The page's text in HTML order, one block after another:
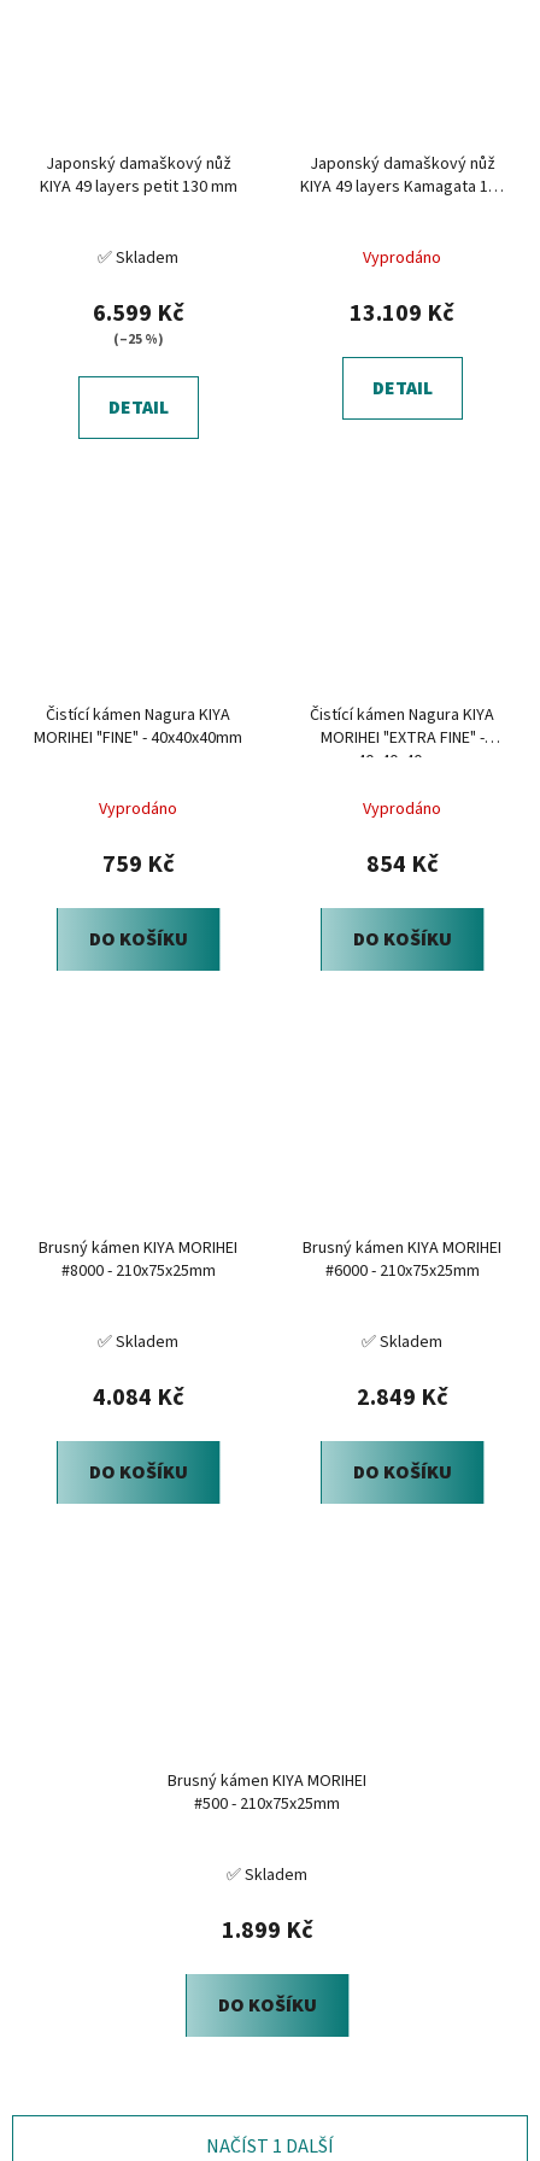
Japonský damaškový nůž
KIYA 49 layers petit 130 mm
✅ Skladem
6.599 Kč
(–25 %)
DETAIL
Japonský damaškový nůž
KIYA 49 layers Kamagata 170
Vyprodáno
13.109 Kč
DETAIL
Čistící kámen Nagura KIYA
MORIHEI "FINE" - 40x40x40mm
Vyprodáno
759 Kč
DO KOŠÍKU
Čistící kámen Nagura KIYA
MORIHEI "EXTRA FINE" -
40x40x40mm
Vyprodáno
854 Kč
DO KOŠÍKU
Brusný kámen KIYA MORIHEI
#8000 - 210x75x25mm
✅ Skladem
4.084 Kč
DO KOŠÍKU
Brusný kámen KIYA MORIHEI
#6000 - 210x75x25mm
✅ Skladem
2.849 Kč
DO KOŠÍKU
Brusný kámen KIYA MORIHEI
#500 - 210x75x25mm
✅ Skladem
1.899 Kč
DO KOŠÍKU
NAČÍST 1 DALŠÍ